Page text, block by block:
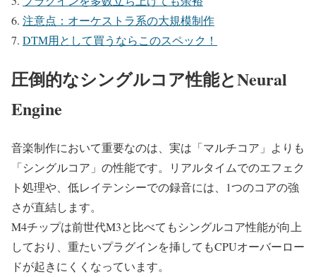
注意点：オーケストラ系の大規模制作
DTM用として買うならこのスペック！
圧倒的なシングルコア性能とNeural
Engine
音楽制作において重要なのは、実は「マルチコア」よりも
「シングルコア」の性能です。
リアルタイムでのエフェク
ト処理や、低レイテンシーでの録音には、1つのコアの強
さが直結します。
M4チップは前世代M3と比べてもシングルコア性能が向上
しており、重たいプラグインを挿してもCPUオーバーロー
ドが起きにくくなっています。